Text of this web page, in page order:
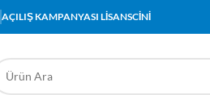
AÇILIŞ KAMPANYASI LİSANSCİNİ